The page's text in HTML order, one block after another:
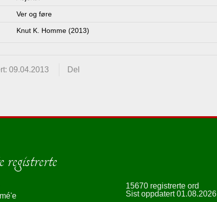
Ver og føre
Knut K. Homme (2013)
09.04.2013 Del
registrerte
15670 registrerte ord
Sist oppdatert 01.08.2026